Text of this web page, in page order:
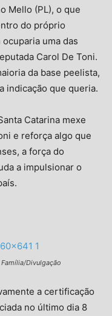
Mello (PL), o que
do próprio
uma das
Carol De Toni.
da base peelista,
indicação que queria.
Catarina mexe
e reforça algo que
a força do
a impulsionar o
Divulgação
a certificação
no último dia 8